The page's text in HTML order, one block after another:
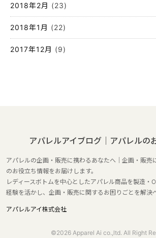
2018年2月 (23)
2018年1月 (22)
2017年12月 (9)
アパレルアイブログ｜アパレルの
アパレルの企画・販売に携わるあなたへ｜企画・販売
のお役立ち情報をお届けします。
レディースボトムを中心としたアパレル商品を製造・
経験を活かし、企画・販売に関するお困りごとを解決
アパレルアイ株式会社
©2026 Apparel Ai co.,ltd. All Right